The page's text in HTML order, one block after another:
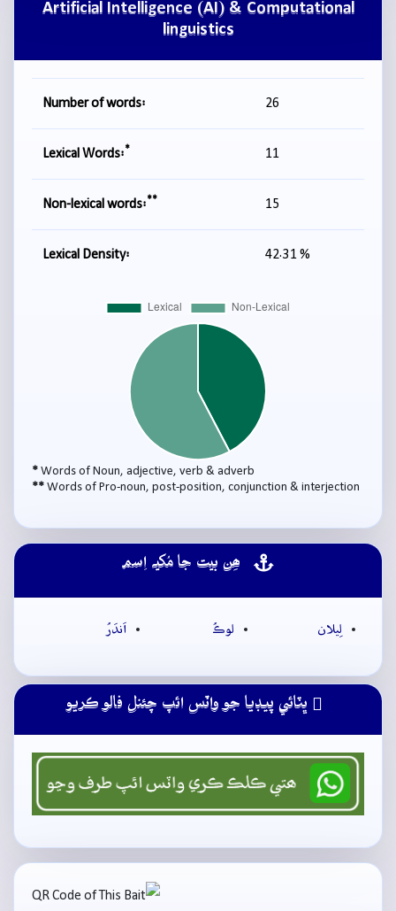
Artificial Intelligence (AI) & Computational
linguistics
Number of words: 26
Lexical Words:* 11
Non-lexical words:** 15
Lexical Density: 42.31 %
* Words of Noun, adjective, verb & adverb
** Words of Pro-noun, post-position, conjunction & interjection
ھِن بيت جا مُکيہ اِسم
لِيلان لوڪُ اَندَرُ
ڀٽائي پيڊيا جو واٽس ائپ چئنل فالو ڪريو